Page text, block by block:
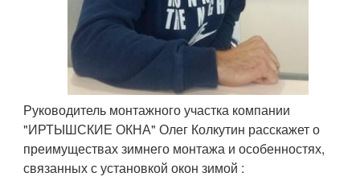
Руководитель монтажного участка компании
"ИРТЫШСКИЕ ОКНА" Олег Колкутин расскажет о
преимуществах зимнего монтажа и особенностях,
связанных с установкой окон зимой :